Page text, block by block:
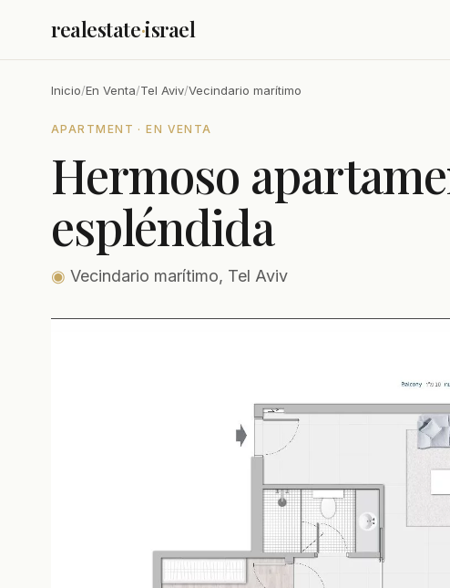
realestate·israel
Inicio/En Venta/Tel Aviv/Vecindario marítimo
APARTMENT · EN VENTA
Hermoso
espléndida
◉ Vecindario marítimo, Tel Aviv